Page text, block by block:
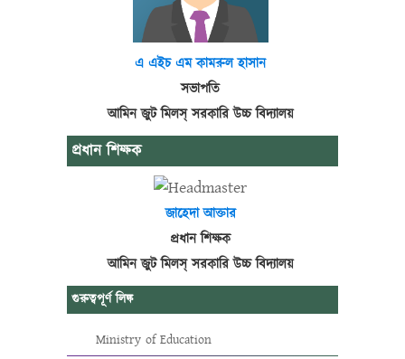
এ এইচ এম কামরুল হাসান
সভাপতি
আমিন জুট মিলস্ সরকারি উচ্চ বিদ্যালয়
প্রধান শিক্ষক
জাহেদা আক্তার
প্রধান শিক্ষক
আমিন জুট মিলস্ সরকারি উচ্চ বিদ্যালয়
গুরুত্বপূর্ণ লিঙ্ক
Ministry of Education